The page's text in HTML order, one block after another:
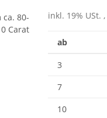
inkl. 19% USt.
ab
3
7
10